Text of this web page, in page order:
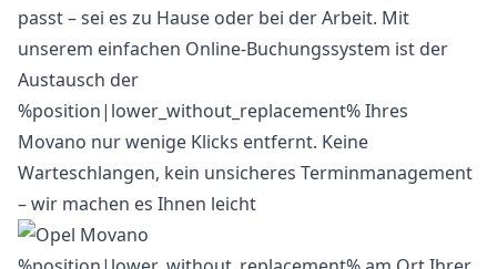
passt – sei es zu Hause oder bei der Arbeit. Mit
unserem einfachen Online-Buchungssystem ist der
Austausch der
%position|lower_without_replacement% Ihres
Movano nur wenige Klicks entfernt. Keine
Warteschlangen, kein unsicheres Terminmanagement
– wir machen es Ihnen leicht